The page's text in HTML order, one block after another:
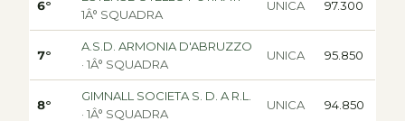
6°
1Â° SQUADRA
UNICA 97.300
7°
A.S.D. ARMONIA D'ABRUZZO
· 1Â° SQUADRA
UNICA 95.850
8°
GIMNALL SOCIETA S. D. A R.L.
· 1Â° SQUADRA
UNICA 94.850